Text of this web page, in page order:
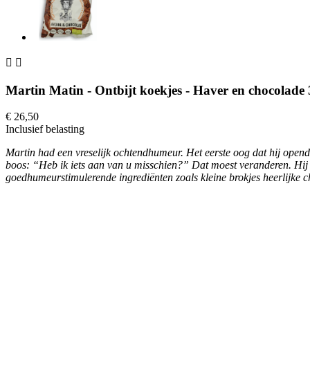
 
Martin Matin - Ontbijt koekjes - Haver en chocolade
€ 26,50
Inclusief belasting
Martin had een vreselijk ochtendhumeur. Het eerste oog dat hij
boos: “Heb ik iets aan van u misschien?” Dat moest veranderen.
goedhumeurstimulerende ingrediënten zoals kleine brokjes